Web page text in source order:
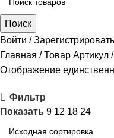
Поиск
Войти /
Главная
Товар Артикул
Отображение
Фильтр
Показать 9 12 18 24